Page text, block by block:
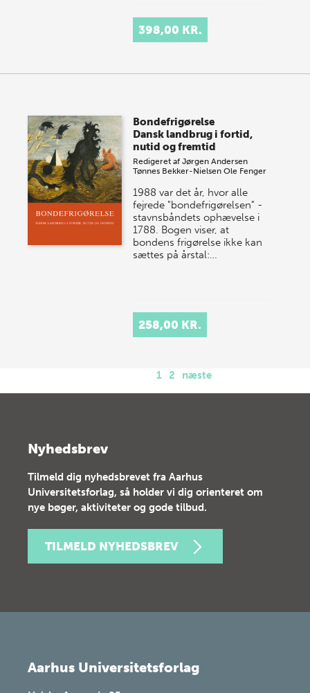
398,00 KR.
Bondefrigørelse
Dansk landbrug i fortid,
nutid og fremtid
Redigeret afJørgen Andersen
Tønnes Bekker-Nielsen Ole Fenger
1988 var det år, hvor alle
fejrede "bondefrigørelsen" -
stavnsbåndets ophævelse i
1788. Bogen viser, at
bondens frigørelse ikke kan
sættes på årstal:…
258,00 KR.
1 2 næste
Nyhedsbrev
Tilmeld dig nyhedsbrevet fra Aarhus
Universitetsforlag, så holder vi dig orienteret om
nye bøger, aktiviteter og gode tilbud.
TILMELD NYHEDSBREV
Aarhus Universitetsforlag